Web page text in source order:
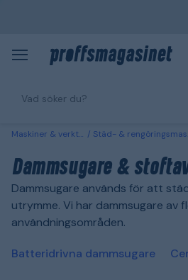
Maskiner & verktyg Städ- & rengöringsmaskiner
Dammsugare &
Dammsugare används för att
utrymme. Vi har dammsugare av
användningsområden.
Batteridrivna dammsugare